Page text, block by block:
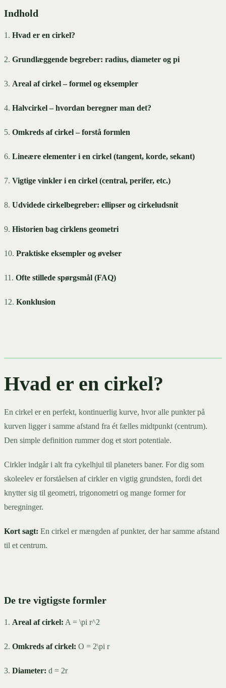
Indhold
1. Hvad er en cirkel?
2. Grundlæggende begreber: radius, diameter og pi
3. Areal af cirkel – formel og eksempler
4. Halvcirkel – hvordan beregner man det?
5. Omkreds af cirkel – forstå formlen
6. Lineære elementer i en cirkel (tangent, korde, sekant)
7. Vigtige vinkler i en cirkel (central, perifer, etc.)
8. Udvidede cirkelbegreber: ellipser og cirkeludsnit
9. Historien bag cirklens geometri
10. Praktiske eksempler og øvelser
11. Ofte stillede spørgsmål (FAQ)
12. Konklusion
Hvad er en cirkel?
En cirkel er en perfekt, kontinuerlig kurve, hvor alle punkter på
kurven ligger i samme afstand fra ét fælles midtpunkt (centrum).
Den simple definition rummer dog et stort potentiale.
Cirkler indgår i alt fra cykelhjul til planeters baner. For dig som
skoleelev er forståelsen af cirkler en vigtig grundsten, fordi det
knytter sig til geometri, trigonometri og mange former for
beregninger.
Kort sagt: En cirkel er mængden af punkter, der har samme afstand
til et centrum.
De tre vigtigste formler
1. Areal af cirkel: A = \pi r^2
2. Omkreds af cirkel: O = 2\pi r
3. Diameter: d = 2r